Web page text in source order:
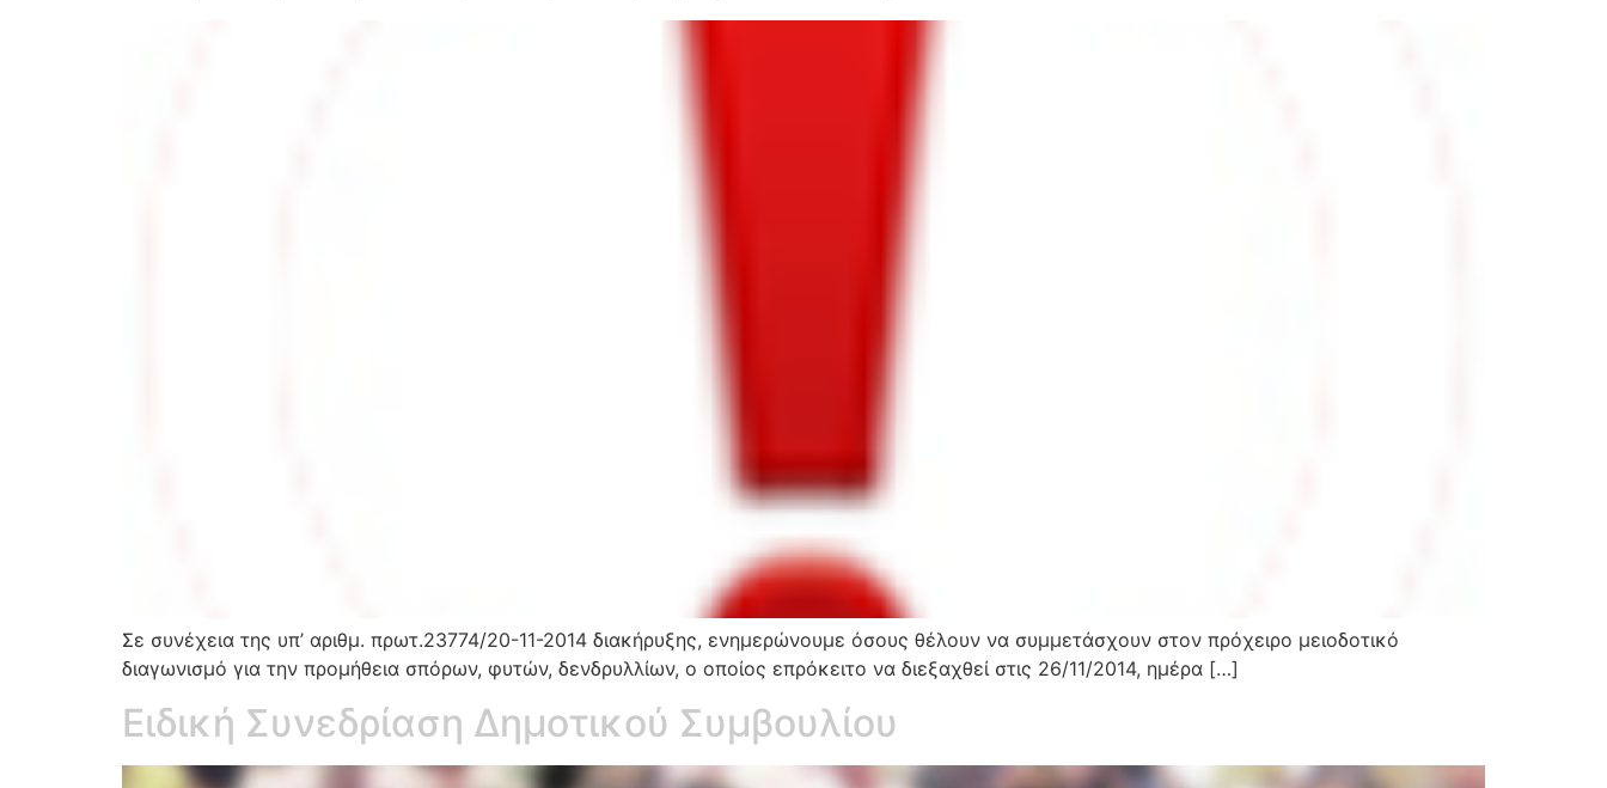
Σε συνέχεια της υπ’ αριθμ. πρωτ.23774/20-11-2014 διακήρυξης, ενημερώνουμε όσους θέλουν να συμμετάσχουν στον πρόχειρο μειοδοτικό
διαγωνισμό για την προμήθεια σπόρων, φυτών, δενδρυλλίων, ο οποίος επρόκειτο να διεξαχθεί στις 26/11/2014, ημέρα […]
Ειδική Συνεδρίαση Δημοτικού Συμβουλίου